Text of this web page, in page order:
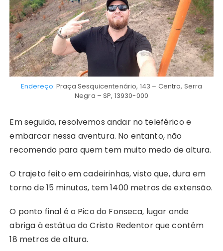
Endereço: Praça Sesquicentenário, 143 – Centro, Serra
Negra – SP, 13930-000
Em seguida, resolvemos andar no teleférico e
embarcar nessa aventura. No entanto, não
recomendo para quem tem muito medo de altura.
O trajeto feito em cadeirinhas, visto que, dura em
torno de 15 minutos, tem 1400 metros de extensão.
O ponto final é o Pico do Fonseca, lugar onde
abriga à estátua do Cristo Redentor que contém
18 metros de altura.